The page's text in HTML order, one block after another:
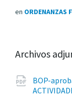
en ORDENANZAS
Archivos
BOP-